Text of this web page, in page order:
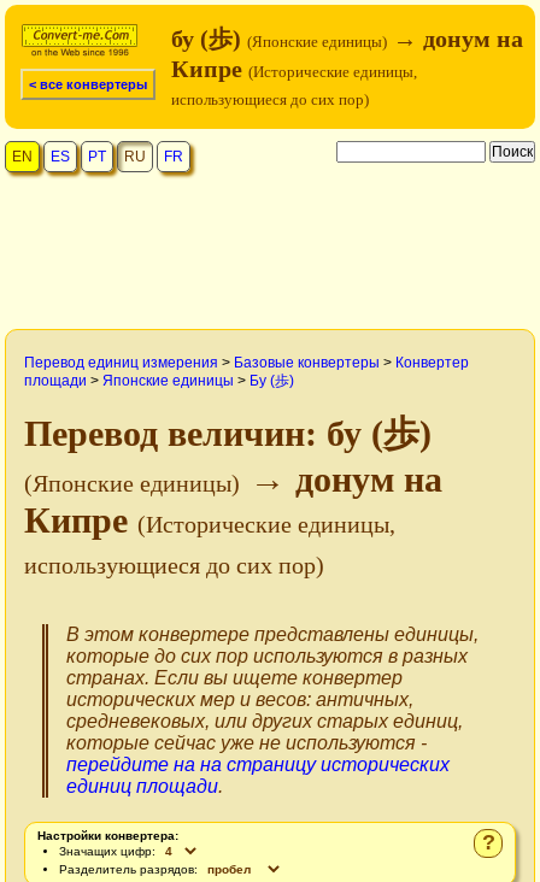
< все конвертеры
бу (歩) (Японские единицы) → донум на
Кипре (Исторические единицы,
использующиеся до сих пор)
EN ES PT RU FR
Перевод единиц измерения > Базовые конвертеры > Конвертер
площади > Японские единицы > Бу (歩)
Перевод величин: бу (歩)
(Японские единицы)
→ донум на
Кипре (Исторические единицы,
использующиеся до сих пор)
В этом конвертере представлены единицы,
которые до сих пор используются в разных
странах. Если вы ищете конвертер
исторических мер и весов: античных,
средневековых, или других старых единиц,
которые сейчас уже не используются -
перейдите на на страницу исторических
единиц площади.
?
Настройки конвертера:
Значащих цифр:
Разделитель разрядов: